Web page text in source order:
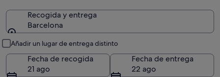
Recogida y entrega
Barcelona
Añadir un lugar de entrega distinto
Fecha de recogida
21 ago
Fecha de entrega
22 ago